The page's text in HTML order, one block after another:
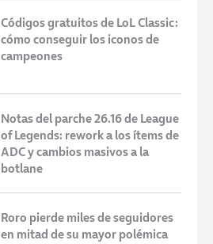
Códigos gratuitos de LoL Classic:
cómo conseguir los iconos de
campeones
Notas del parche 26.16 de League
of Legends: rework a los ítems de
ADC y cambios masivos a la
botlane
Roro pierde miles de seguidores
en mitad de su mayor polémica